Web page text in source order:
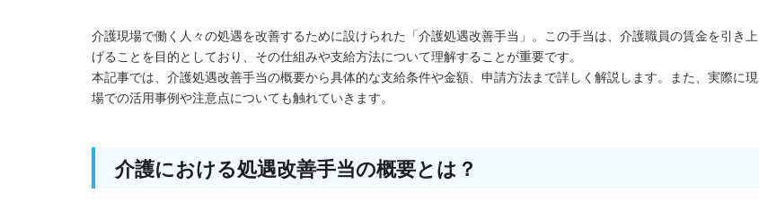
介護現場で働く人々の処遇を改善するために設けられた「介護処遇改善手当」。この手当は、介護職員の賃金を引き上
げることを目的としており、その仕組みや支給方法について理解することが重要です。
本記事では、介護処遇改善手当の概要から具体的な支給条件や金額、申請方法まで詳しく解説します。また、実際に現
場での活用事例や注意点についても触れていきます。
介護における処遇改善手当の概要とは？